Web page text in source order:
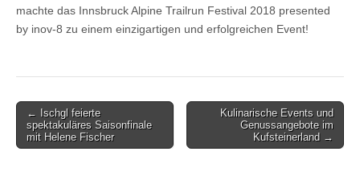
machte das Innsbruck Alpine Trailrun Festival 2018 presented
by inov-8 zu einem einzigartigen und erfolgreichen Event!
Post
navigation
← Ischgl feierte
spektakuläres Saisonfinale
mit Helene Fischer
Kulinarische Events und
Genussangebote im
Kufsteinerland →